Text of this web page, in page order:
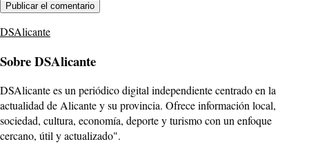
DSAlicante
Sobre DSAlicante
DSAlicante es un periódico digital independiente centrado en la
actualidad de Alicante y su provincia. Ofrece información local,
sociedad, cultura, economía, deporte y turismo con un enfoque
cercano, útil y actualizado".